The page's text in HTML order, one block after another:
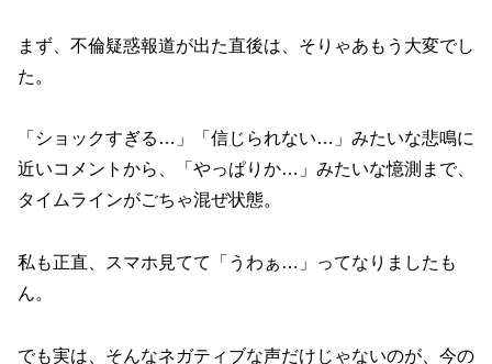
まず、不倫疑惑報道が出た直後は、そりゃあもう大変でし
た。
「ショックすぎる…」「信じられない…」みたいな悲鳴に
近いコメントから、「やっぱりか…」みたいな憶測まで、
タイムラインがごちゃ混ぜ状態。
私も正直、スマホ見てて「うわぁ…」ってなりましたも
ん。
でも実は、そんなネガティブな声だけじゃないのが、今の